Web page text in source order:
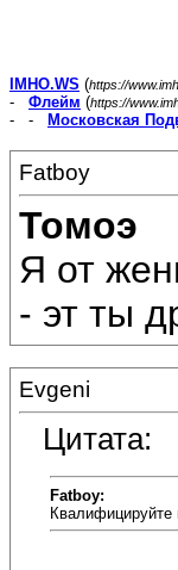
IMHO.WS (https://
- Флейм (https://
- -
Московская
Fatboy
Томоэ
Я от
- эт ты
Evgeni
Цитата:
Fatboy:
Квалифицируйте